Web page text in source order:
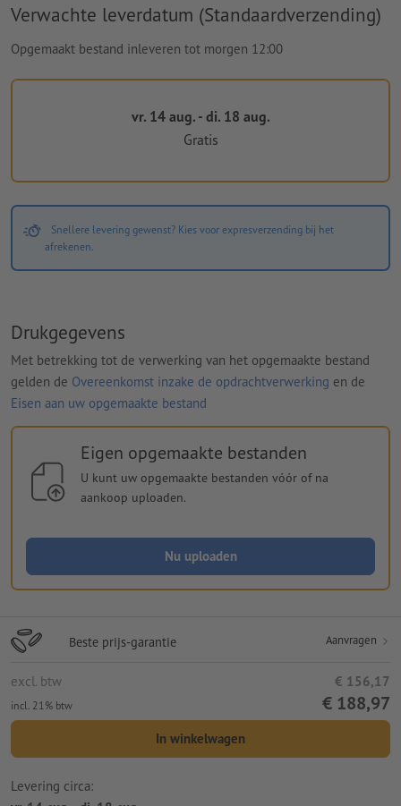
Verwachte leverdatum (Standaardverzending)
Opgemaakt bestand inleveren tot morgen 12:00
vr. 14 aug. - di. 18 aug.
Gratis
Snellere levering gewenst? Kies voor expresverzending bij het
afrekenen.
Drukgegevens
Met betrekking tot de verwerking van het opgemaakte bestand
gelden de Overeenkomst inzake de opdrachtverwerking en de
Eisen aan uw opgemaakte bestand
Eigen opgemaakte bestanden
U kunt uw opgemaakte bestanden vóór of na
aankoop uploaden.
Nu uploaden
Beste prijs-garantie Aanvragen
excl. btw € 156,17
incl. 21% btw € 188,97
In winkelwagen
Levering circa: